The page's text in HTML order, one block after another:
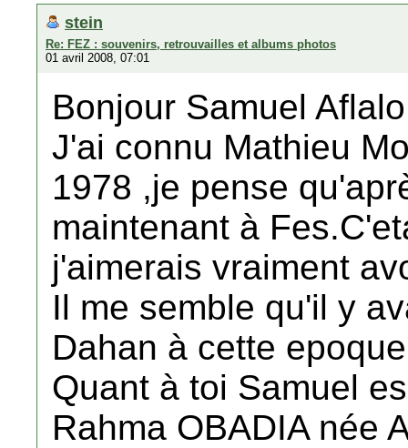
stein
Re: FEZ : souvenirs, retrouvailles et albums photos
01 avril 2008, 07:01
Bonjour Samuel Aflalo
J'ai connu Mathieu
1978 ,je pense
maintenant à
j'aimerais vraiment
Il me semble qu'il y
Dahan à cette
Quant à toi Samuel
Rahma OBADIA née